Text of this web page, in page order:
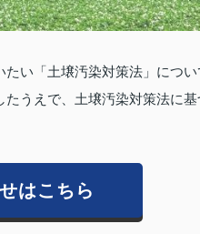
い「土壌汚染対策法」につい
うえで、土壌汚染対策法に
はこちら